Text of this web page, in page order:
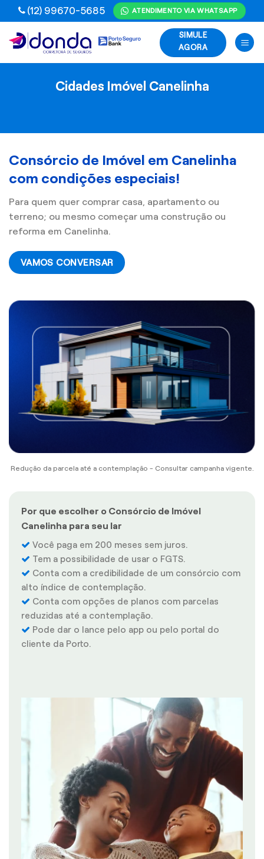
Skip
to
content
(12) 99670-5685 ATENDIMENTO VIA WHATSAPP
SIMULE
AGORA
Cidades Imóvel Canelinha
Consórcio de Imóvel em Canelinha
com condições especiais!
Para quem quer comprar casa, apartamento ou
terreno; ou mesmo começar uma construção ou
reforma em Canelinha.
VAMOS CONVERSAR
Redução da parcela até a contemplação - Consultar campanha vigente.
Por que escolher o Consórcio de Imóvel
Canelinha para seu lar
Você paga em 200 meses sem juros.
Tem a possibilidade de usar o FGTS.
Conta com a credibilidade de um consórcio com
alto índice de contemplação.
Conta com opções de planos com parcelas
reduzidas até a contemplação.
Pode dar o lance pelo app ou pelo portal do
cliente da Porto.